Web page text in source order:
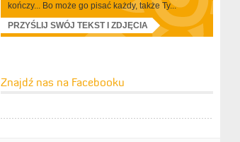
kończy... Bo może go pisać każdy, także Ty...
PRZYŚLIJ SWÓJ TEKST I ZDJĘCIA
Znajdź nas na Facebooku